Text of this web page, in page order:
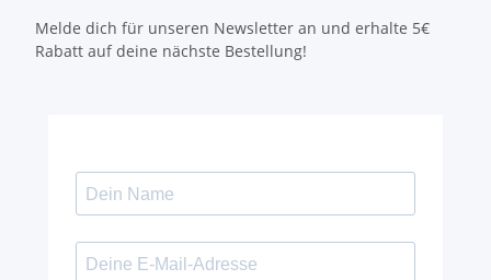
Melde dich für unseren Newsletter an und erhalte 5€
Rabatt auf deine nächste Bestellung!